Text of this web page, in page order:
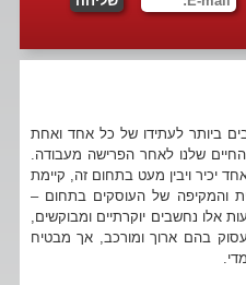
ביותר לעתידו של כל אחד ואחת
שלנו לאחר הפרישה מעבודה.
יכיר ויבין מעט בתחום זה, קיימת
והמקיפה של העוסקים בתחום –
אלו נחשבים יוקרתיים ומבוקשים,
בהם ארוך ומורכב, אך מבטיח